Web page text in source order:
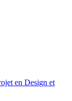
en Design et